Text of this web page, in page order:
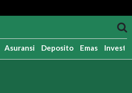
Asuransi Deposito Emas